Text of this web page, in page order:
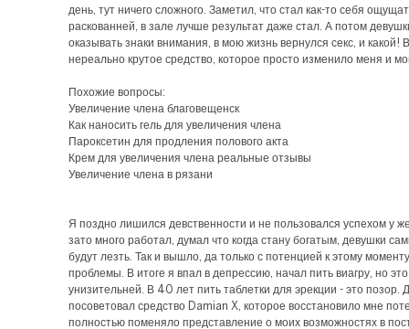
день, тут ничего сложного. Заметил, что стал как-то себя
раскованней, в зале лучше результат даже стал. А потом
оказывать знаки внимания, в мою жизнь вернулся секс, и какой!
нереально крутое средство, которое просто изменило меня и
Похожие вопросы:
Увеличение члена благовещенск
Как наносить гель для увеличения члена
Пароксетин для продления полового акта
Крем для увеличения члена реальные отзывы
Увеличение члена в рязани
Я поздно лишился девственности и не пользовался успехом у
зато много работал, думал что когда стану богатым, девушки
будут лезть. Так и вышло, да только с потенцией к этому
проблемы. В итоге я впал в депрессию, начал пить виагру, но
унизительней. В 40 лет пить таблетки для эрекции - это позор.
посоветовал средство Damian X, которое восстановило мне
полностью поменяло представление о моих возможностях в